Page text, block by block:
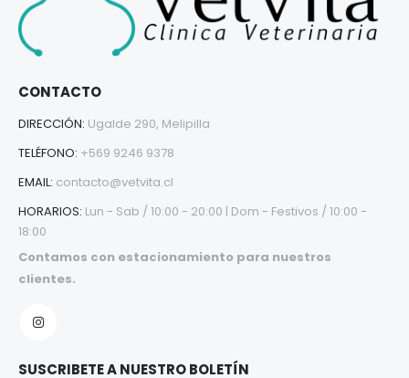
CONTACTO
DIRECCIÓN: Ugalde 290, Melipilla
TELÉFONO: +569 9246 9378
EMAIL: contacto@vetvita.cl
HORARIOS: Lun - Sab / 10:00 - 20:00 | Dom - Festivos / 10:00 -
18:00
Contamos con estacionamiento para nuestros
clientes.
SUSCRIBETE A NUESTRO BOLETÍN